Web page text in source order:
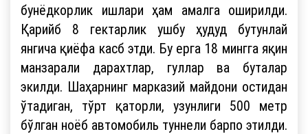
бунёдкорлик ишлари ҳам амалга оширилди.
Қарийб 8 гектарлик ушбу ҳудуд бутунлай
янгича қиёфа касб этди. Бу ерга 18 мингга яқин
манзарали дарахтлар, гуллар ва буталар
экилди. Шаҳарнинг марказий майдони остидан
ўтадиган, тўрт қаторли, узунлиги 500 метр
бўлган ноёб автомобиль туннели барпо этилди.